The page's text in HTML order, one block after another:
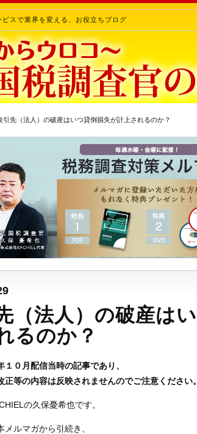
ビスで業界を変える、お役立ちブログ
引先（法人）の破産はいつ貸倒損失が計上されるのか？
（法人）の破産は
るのか？
０月配信当時の記事であり、
正等の内容は反映されませんのでご注意ください。
の久保憂希也です。
メルマガから引続き、